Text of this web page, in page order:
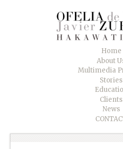
Home
About
Multimedia
Stories
Clients
News